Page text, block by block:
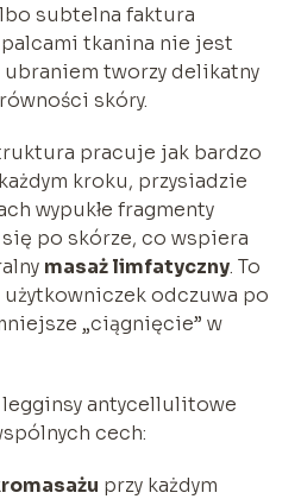
subtelna faktura
palcami tkanina nie jest
ubraniem tworzy delikatny
skóry.
pracuje jak bardzo
kroku, przysiadzie
wypukłe fragmenty
po skórze, co wspiera
masaż limfatyczny. To
użytkowniczek odczuwa po
„ciągnięcie” w
antycellulitowe
cech:
przy każdym